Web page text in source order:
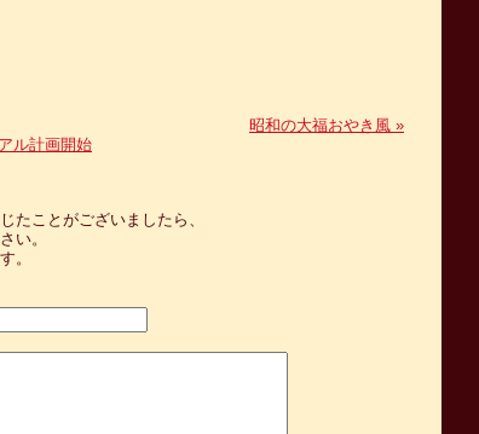
昭和の大福おやき風 »
ル計画開始
たことがございましたら、
い。
。